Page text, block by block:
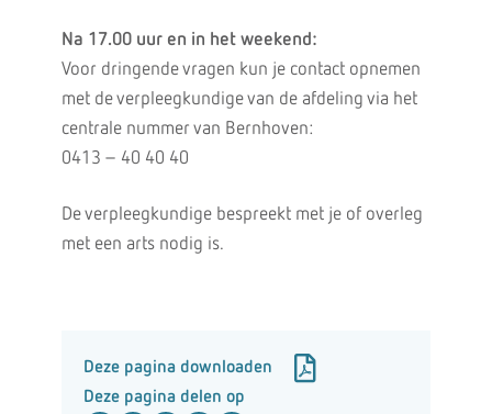
Na 17.00 uur en in het weekend:
Voor dringende vragen kun je contact opnemen
met de verpleegkundige van de afdeling via het
centrale nummer van Bernhoven:
0413 – 40 40 40
De verpleegkundige bespreekt met je of overleg
met een arts nodig is.
Deze pagina downloaden
Deze pagina delen op